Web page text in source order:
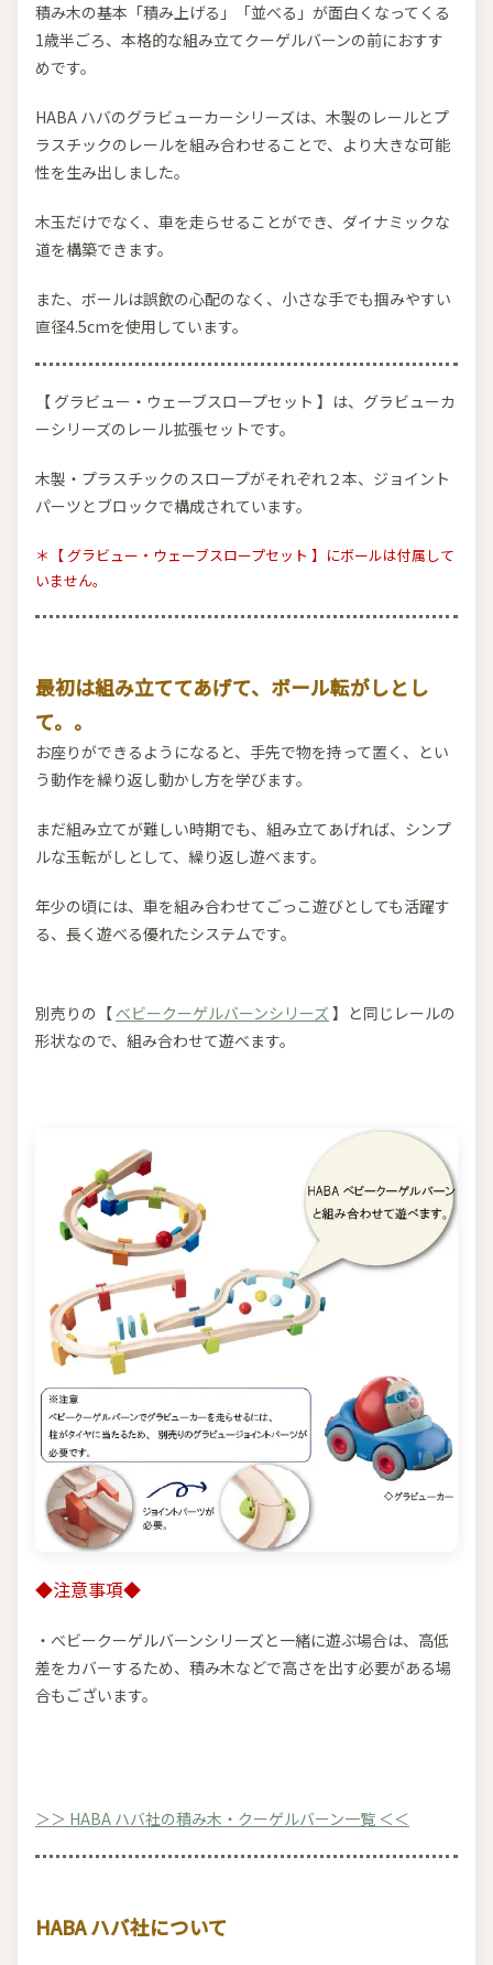
積み木の基本「積み上げる」「並べる」が面白くなってくる
1歳半ごろ、本格的な組み立てクーゲルバーンの前におすす
めです。
HABA ハバのグラビューカーシリーズは、木製のレールとプ
ラスチックのレールを組み合わせることで、より大きな可能
性を生み出しました。
木玉だけでなく、車を走らせることができ、ダイナミックな
道を構築できます。
また、ボールは誤飲の心配のなく、小さな手でも掴みやすい
直径4.5cmを使用しています。
【 グラビュー・ウェーブスロープセット 】は、グラビューカ
ーシリーズのレール拡張セットです。
木製・プラスチックのスロープがそれぞれ２本、ジョイント
パーツとブロックで構成されています。
＊【 グラビュー・ウェーブスロープセット 】にボールは付属して
いません。
最初は組み立ててあげて、ボール転がしとし
て。。
お座りができるようになると、手先で物を持って置く、とい
う動作を繰り返し動かし方を学びます。
まだ組み立てが難しい時期でも、組み立てあげれば、シンプ
ルな玉転がしとして、繰り返し遊べます。
年少の頃には、車を組み合わせてごっこ遊びとしても活躍す
る、長く遊べる優れたシステムです。
別売りの【 べビークーゲルバーンシリーズ 】と同じレールの
形状なので、組み合わせて遊べます。
◆注意事項◆
・べビークーゲルバーンシリーズと一緒に遊ぶ場合は、高低
差をカバーするため、積み木などで高さを出す必要がある場
合もございます。
＞＞ HABA ハバ社の積み木・クーゲルバーン一覧 ＜＜
HABA ハバ社について